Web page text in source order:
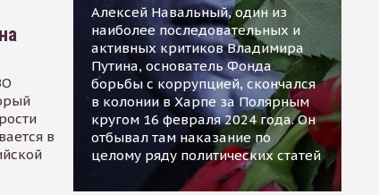
в
Алексей Навальный, один из
наиболее последовательных и
активных критиков Владимира
Путина, основатель Фонда
борьбы с коррупцией, скончался
в колонии в Харпе за Полярным
кругом 16 февраля 2024 года. Он
отбывал там наказание по
целому ряду политических статей